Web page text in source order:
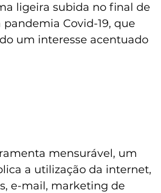
ligeira subida no final de
Covid-19, que
um interesse acentuado
mensurável, um
a utilização da internet,
e-mail, marketing de